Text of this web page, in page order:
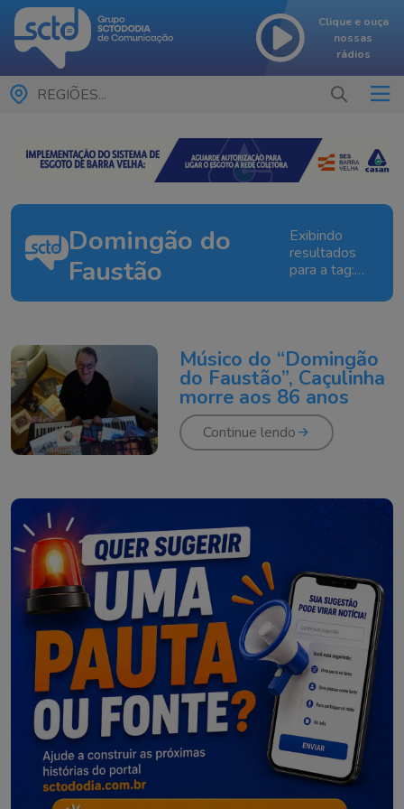
Clique e ouça
nossas
rádios
REGIÕES...
Domingão do
Faustão
Exibindo
resultados
para a tag:
do Faustão
Músico do “Domingão
do Faustão”, Caçulinha
morre aos 86 anos
Continue lendo